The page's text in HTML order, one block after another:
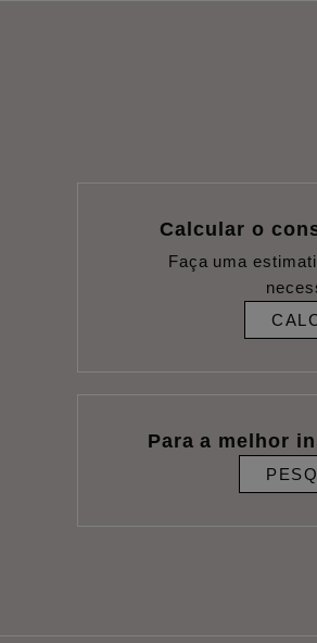
Calcular o
Faça uma
Para a melhor